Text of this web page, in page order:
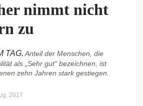
nimmt nicht
zu
TAG. Anteil der Menschen, die
als „Sehr gut“ bezeichnen, ist
zehn Jahren stark gestiegen.
2017